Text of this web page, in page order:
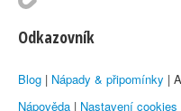
Odkazovník
Blog | Nápady & připomínky |
Nápověda | Nastavení cookies